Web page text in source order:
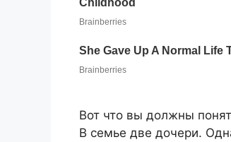
Вот что вы должны
В семье две дочери.